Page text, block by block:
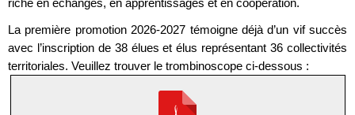
riche en échanges, en apprentissages et en coopération.
La première promotion 2026-2027 témoigne déjà d’un vif succès
avec l’inscription de 38 élues et élus représentant 36 collectivités
territoriales. Veuillez trouver le trombinoscope ci-dessous :